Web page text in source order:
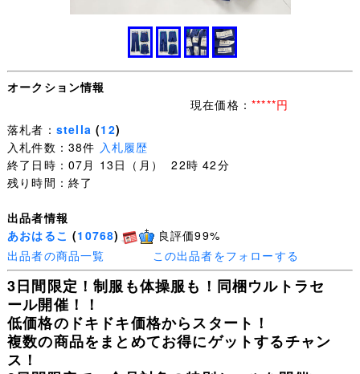
オークション情報
現在価格： *****円
落札者： stella (12)
入札件数：38件 入札履歴
終了日時：07月 13日（月） 22時 42分
残り時間：終了
出品者情報
あおはるこ (10768)
良評価99%
出品者の商品一覧
この出品者をフォローする
3日間限定！制服も体操服も！同梱ウルトラセ
ール開催！！
低価格のドキドキ価格からスタート！
複数の商品をまとめてお得にゲットするチャン
ス！